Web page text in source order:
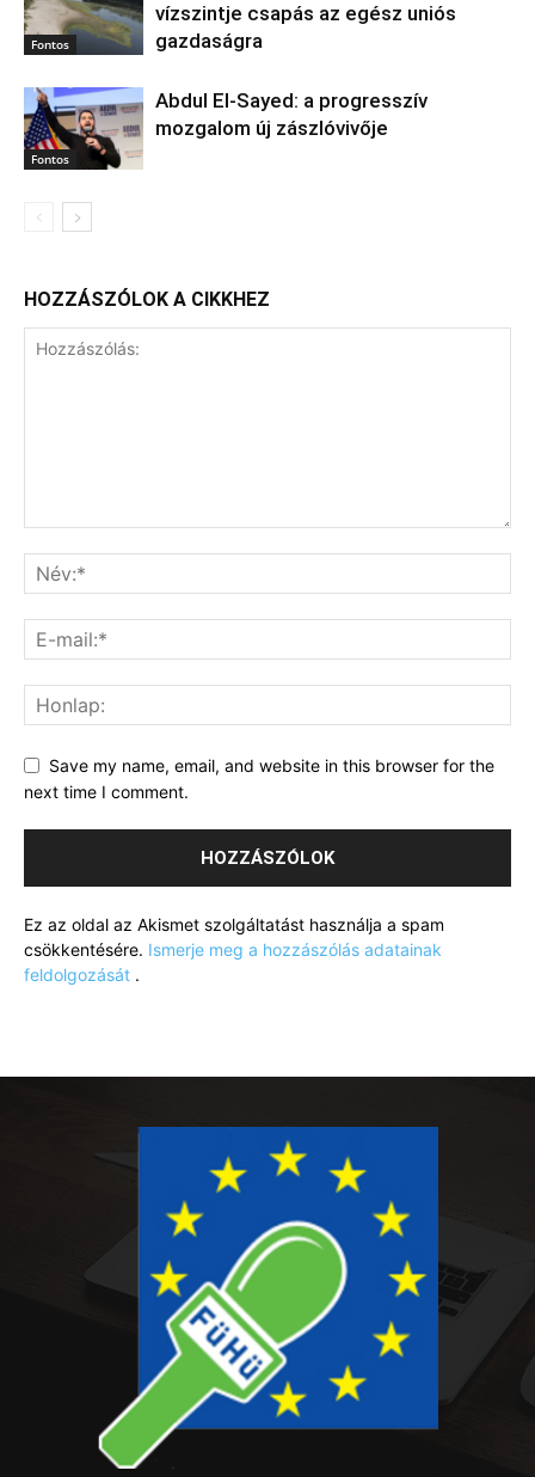
Fontos
vízszintje csapás az egész uniós
gazdaságra
Fontos
Abdul El‑Sayed: a progresszív
mozgalom új zászlóvivője
HOZZÁSZÓLOK A CIKKHEZ
Save my name, email, and website in this browser for the
next time I comment.
Ez az oldal az Akismet szolgáltatást használja a spam
csökkentésére. Ismerje meg a hozzászólás adatainak
feldolgozását .